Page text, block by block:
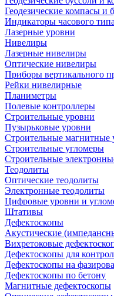
Геодезические компасы и
Индикаторы часового типа
Лазерные уровни
Нивелиры
Лазерные нивелиры
Оптические нивелиры
Приборы вертикального
Рейки нивелирные
Планиметры
Полевые контроллеры
Строительные уровни
Пузырьковые уровни
Строительные магнитные
Строительные угломеры
Строительные
Теодолиты
Оптические теодолиты
Электронные теодолиты
Цифровые уровни и
Штативы
Дефектоскопы
Акустические
Вихретоковые
Дефектоскопы для
Дефектоскопы на
Дефектоскопы по бетону
Магнитные дефектоскопы